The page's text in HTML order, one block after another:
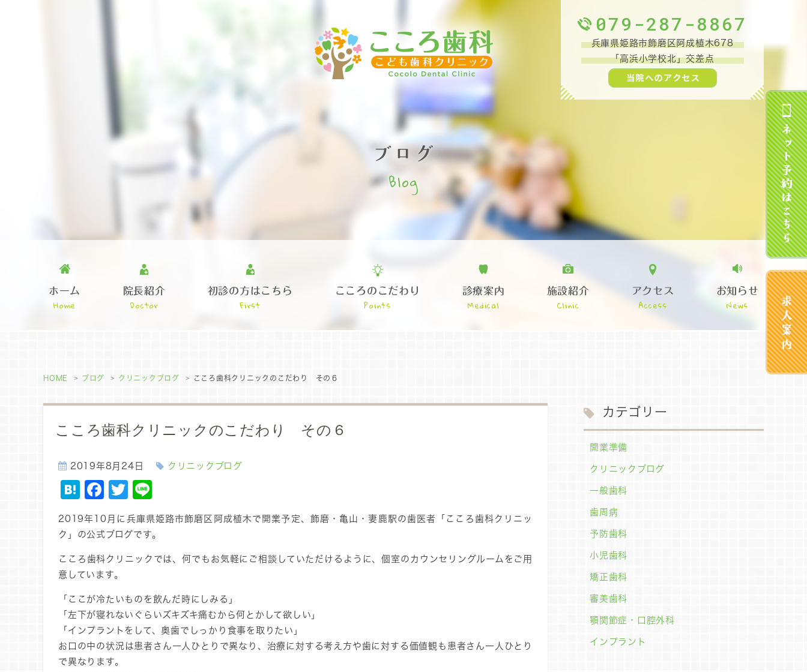
079-287-8867
兵庫県姫路市飾磨区阿成植木678
「高浜小学校北」交差点
ホーム
Home
院長紹介
Doctor
初診の方はこちら
First
こころのこだわり
Points
診療案内
Medical
施設紹介
Clinic
アクセス
Access
お知らせ
News
ブログ
Blog
HOME ブログ クリニックブログ こころ歯科クリニックのこだわり その６
こころ歯科クリニックのこだわり その６
2019年8月24日 クリニックブログ
Hatena
Facebook
Twitter
2019年10月に兵庫県姫路市飾磨区阿成植木で開業予定、飾磨・亀山・妻鹿駅の歯医者「こころ歯科クリニッ
ク」の公式ブログです。
こころ歯科クリニックでは、何でもお気軽にご相談していただけるように、個室のカウンセリングルームをご用
意しています。
「ここが冷たいものを飲んだ時にしみる」
「左下が寝れないぐらいズキズキ痛むから何とかして欲しい」
「インプラントをして、奥歯でしっかり食事を取りたい」
お口の中の状況は患者さん一人ひとりで異なり、治療に対する考え方や歯に対する価値観も患者さん一人ひとり
で異なります。
カテゴリー
開業準備
クリニックブログ
一般歯科
歯周病
予防歯科
小児歯科
矯正歯科
審美歯科
顎関節症・口腔外科
インプラント